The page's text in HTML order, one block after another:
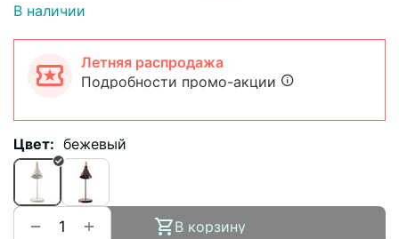
В наличии
Летняя распродажа
Подробности промо-акции
Цвет: бежевый
+
−
В корзину